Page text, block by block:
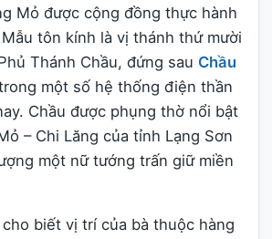
Mỏ được cộng đồng thực hành
tôn kính là vị thánh thứ mười
Thánh Chầu, đứng sau Chầu
một số hệ thống điện thần
Chầu được phụng thờ nổi bật
– Chi Lăng của tỉnh Lạng Sơn
một nữ tướng trấn giữ miền
cho biết vị trí của bà thuộc hàng